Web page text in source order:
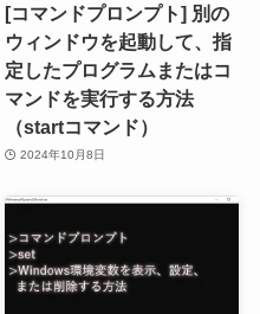
[コマンドプロンプト] 別の
ウィンドウを起動して、指
定したプログラムまたはコ
マンドを実行する方法
（startコマンド）
2024年10月8日